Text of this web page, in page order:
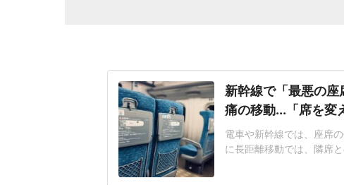
新幹線で「最悪の
痛の移動...「席を変
電車や新幹線では、座席
に長距離移動では、隣席
つながることがある。都
京に向かう新幹線で、思